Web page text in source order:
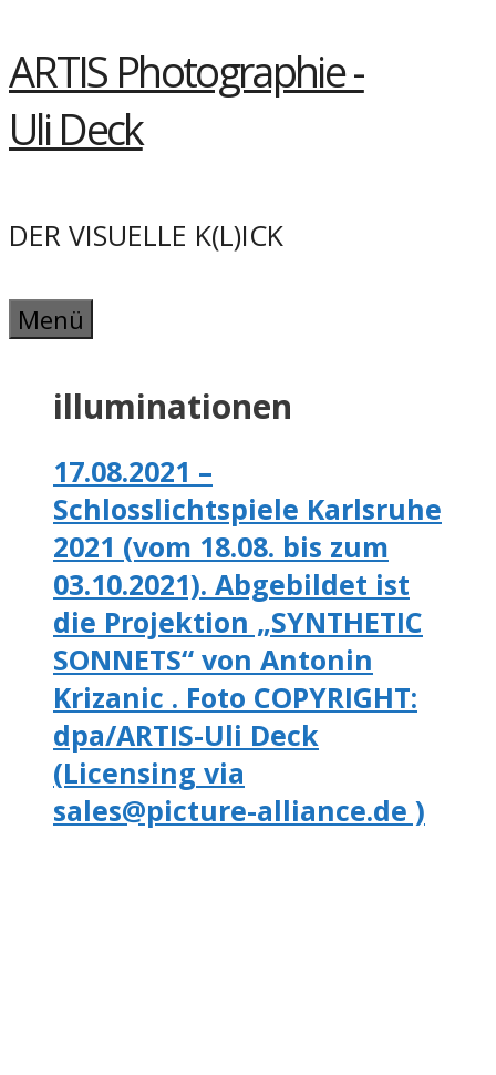
Springe
zum
Inhalt
ARTIS Photographie -
Uli Deck
DER VISUELLE K(L)ICK
Menü
illuminationen
17.08.2021 –
Schlosslichtspiele Karlsruhe
2021 (vom 18.08. bis zum
03.10.2021). Abgebildet ist
die Projektion „SYNTHETIC
SONNETS“ von Antonin
Krizanic . Foto COPYRIGHT:
dpa/ARTIS-Uli Deck
(Licensing via
sales@picture-alliance.de )